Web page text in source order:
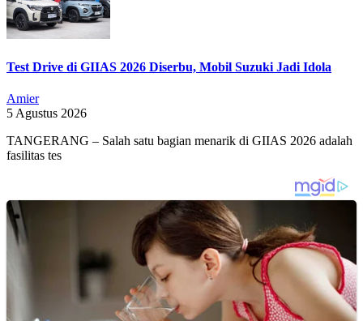
Test Drive di GIIAS 2026 Diserbu, Mobil Suzuki Jadi Idola
Amier
5 Agustus 2026
TANGERANG – Salah satu bagian menarik di GIIAS 2026 adalah
fasilitas tes